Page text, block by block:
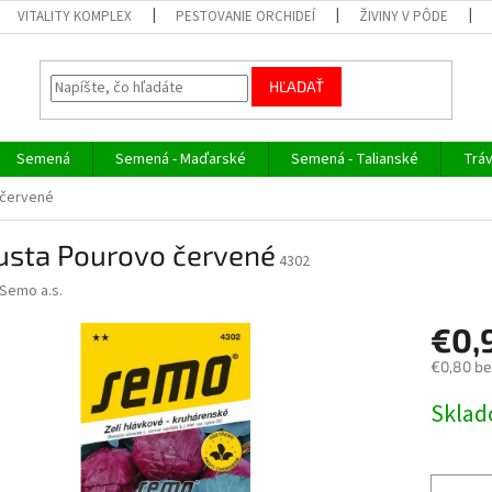
VITALITY KOMPLEX PESTOVANIE ORCHIDEÍ ŽIVINY V PÔDE
HĽADAŤ
Semená Semená - Maďarské Semená - Talianské
Pourovo červené 4302
Semo a.s.
€0,80
cena: